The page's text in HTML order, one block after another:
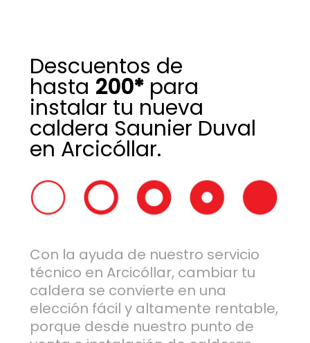
Descuentos de
hasta 200*para
instalar tu nueva
caldera Saunier Duval
en Arcicóllar.
Con la ayuda de nuestro servicio
técnico en Arcicóllar, cambiar tu
caldera se convierte en una
elección fácil y altamente rentable,
porque desde nuestro punto de